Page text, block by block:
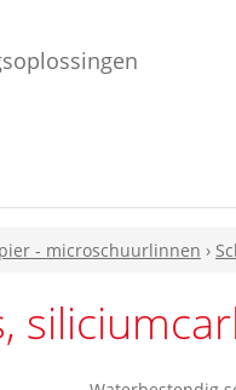
- microschuurlinnen ›